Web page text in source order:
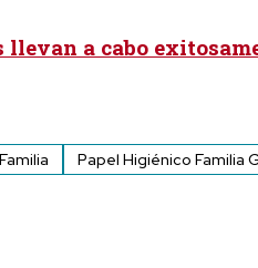
llevan a cabo
Papel Higiénico Familia